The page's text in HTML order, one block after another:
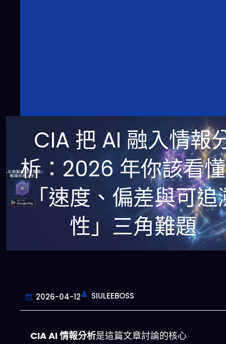
CIA 把 AI 融入情報
析：2026 年你該看
「速度、偏差與可追
性」三角難題
2026-04-12 SIULEEBOSS
CIA AI 情報分析是這篇文章討論的核心